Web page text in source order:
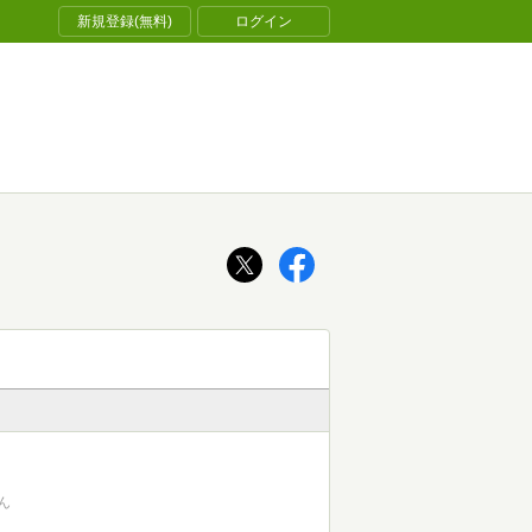
新規登録(無料) ログイン